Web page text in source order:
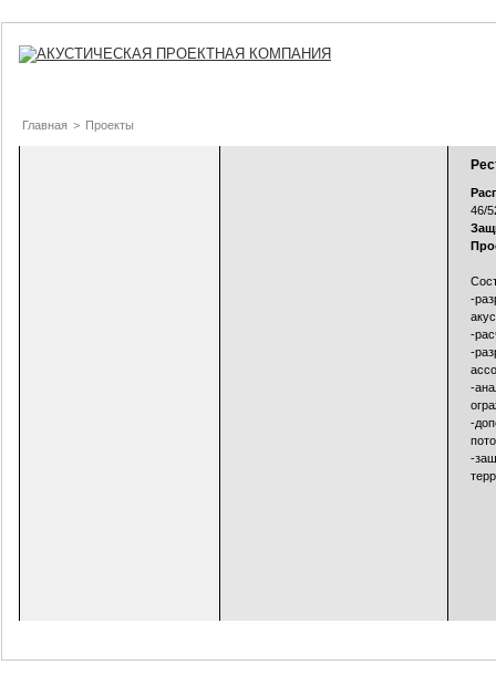
Главная > Проекты
46/
-
-
-
-
-
-